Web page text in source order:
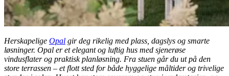
Herskapelige Opal gir deg rikelig med plass, dagslys og smarte
løsninger. Opal er et elegant og luftig hus med sjenerøse
vindusflater og praktisk planløsning. Fra stuen går du ut på den
store terrassen – et flott sted for både hyggelige måltider og trivelige